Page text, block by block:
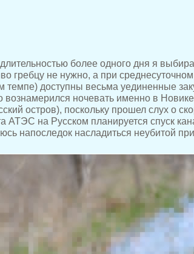
более одного дня я
гребцу не нужно, а при
доступны весьма уединенные
вознамерился ночевать именно в
остров), поскольку прошел слух о
АТЭС на Русском планируется спуск
напоследок насладиться неубитой